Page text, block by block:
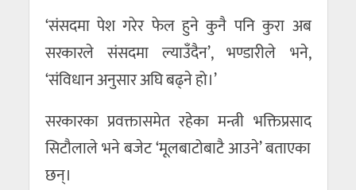
‘संसदमा पेश गरेर फेल हुने कुनै पनि कुरा अब
सरकारले संसदमा ल्याउँदैन’, भण्डारीले भने,
‘संविधान अनुसार अघि बढ्ने हो।’
सरकारका प्रवक्तासमेत रहेका मन्त्री भक्तिप्रसाद
सिटौलाले भने बजेट ‘मूलबाटोबाटै आउने’ बताएका
छन्।